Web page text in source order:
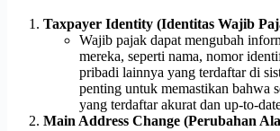
Taxpayer Identity (Identitas Wajib
Wajib pajak dapat mengubah
mereka, seperti nama, nomor
pribadi lainnya yang terdaftar di
penting untuk memastikan bahwa
yang terdaftar akurat dan up-to-
Main Address Change (Perubahan